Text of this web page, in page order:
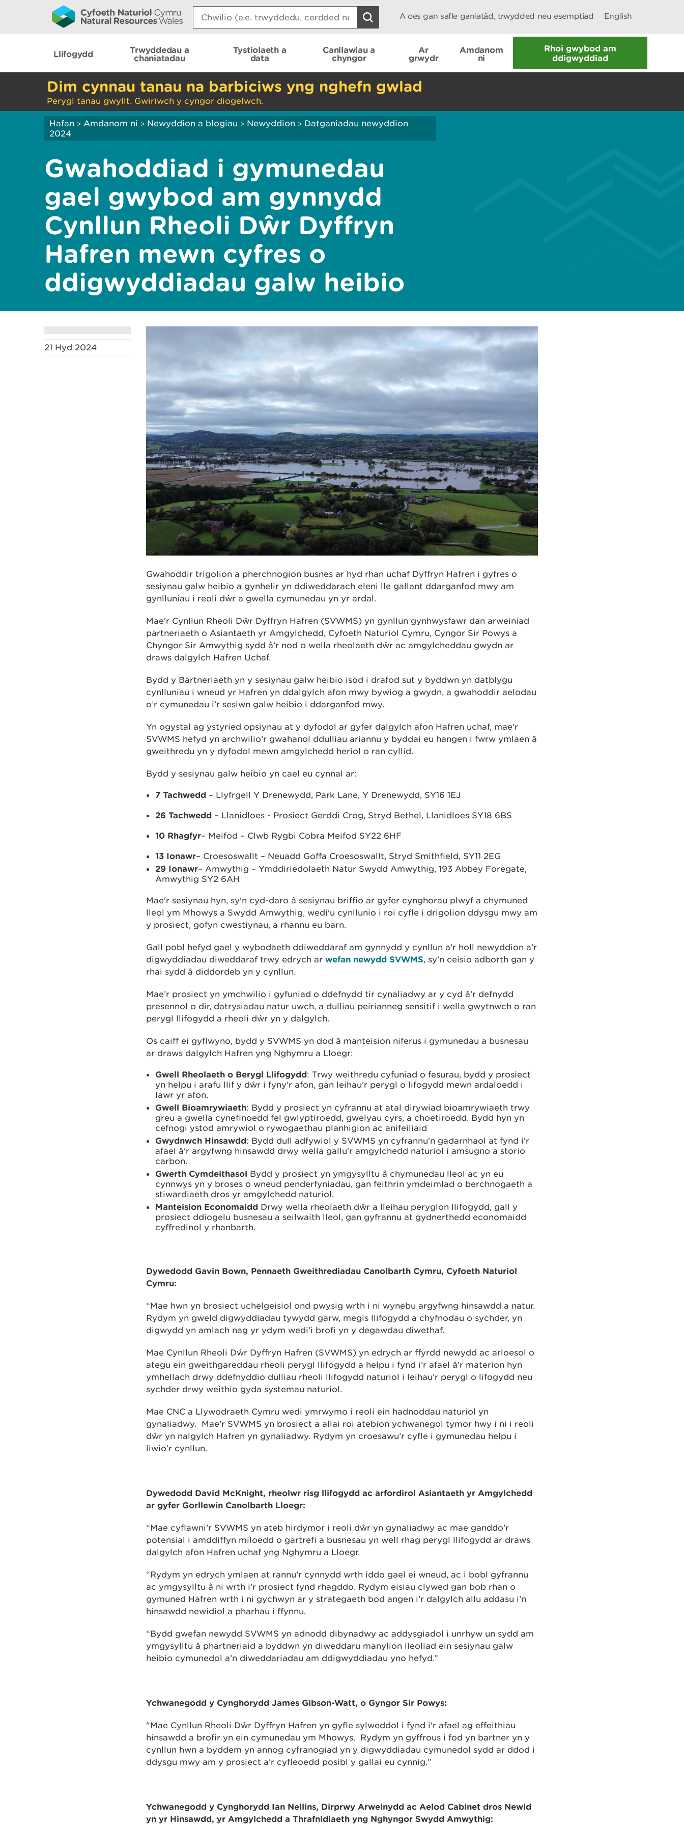
Search:
A oes gan safle ganiatâd, trwydded neu esemptiad English
Llifogydd
Trwyddedau a
chaniatadau
Tystiolaeth a
data
Canllawiau a
chyngor
Ar
grwydr
Amdanom
ni
Rhoi gwybod am
ddigwyddiad
Dim cynnau tanau na barbiciws yng nghefn gwlad
Perygl tanau gwyllt. Gwiriwch y cyngor diogelwch.
Hafan > Amdanom ni > Newyddion a blogiau > Newyddion > Datganiadau newyddion
2024
Gwahoddiad i gymunedau
gael gwybod am gynnydd
Cynllun Rheoli Dŵr Dyffryn
Hafren mewn cyfres o
ddigwyddiadau galw heibio
21 Hyd 2024
Gwahoddir trigolion a pherchnogion busnes ar hyd rhan uchaf Dyffryn Hafren i gyfres o
sesiynau galw heibio a gynhelir yn ddiweddarach eleni lle gallant ddarganfod mwy am
gynlluniau i reoli dŵr a gwella cymunedau yn yr ardal.
Mae'r Cynllun Rheoli Dŵr Dyffryn Hafren (SVWMS) yn gynllun gynhwysfawr dan arweiniad
partneriaeth o Asiantaeth yr Amgylchedd, Cyfoeth Naturiol Cymru, Cyngor Sir Powys a
Chyngor Sir Amwythig sydd â’r nod o wella rheolaeth dŵr ac amgylcheddau gwydn ar
draws dalgylch Hafren Uchaf.
Bydd y Bartneriaeth yn y sesiynau galw heibio isod i drafod sut y byddwn yn datblygu
cynlluniau i wneud yr Hafren yn ddalgylch afon mwy bywiog a gwydn, a gwahoddir aelodau
o’r cymunedau i’r sesiwn galw heibio i ddarganfod mwy.
Yn ogystal ag ystyried opsiynau at y dyfodol ar gyfer dalgylch afon Hafren uchaf, mae’r
SVWMS hefyd yn archwilio’r gwahanol ddulliau ariannu y byddai eu hangen i fwrw ymlaen â
gweithredu yn y dyfodol mewn amgylchedd heriol o ran cyllid.
Bydd y sesiynau galw heibio yn cael eu cynnal ar:
7 Tachwedd – Llyfrgell Y Drenewydd, Park Lane, Y Drenewydd, SY16 1EJ
26 Tachwedd – Llanidloes - Prosiect Gerddi Crog, Stryd Bethel, Llanidloes SY18 6BS
10 Rhagfyr– Meifod – Clwb Rygbi Cobra Meifod SY22 6HF
13 Ionawr– Croesoswallt – Neuadd Goffa Croesoswallt, Stryd Smithfield, SY11 2EG
29 Ionawr– Amwythig – Ymddiriedolaeth Natur Swydd Amwythig, 193 Abbey Foregate,
Amwythig SY2 6AH
Mae'r sesiynau hyn, sy'n cyd-daro â sesiynau briffio ar gyfer cynghorau plwyf a chymuned
lleol ym Mhowys a Swydd Amwythig, wedi'u cynllunio i roi cyfle i drigolion ddysgu mwy am
y prosiect, gofyn cwestiynau, a rhannu eu barn.
Gall pobl hefyd gael y wybodaeth ddiweddaraf am gynnydd y cynllun a'r holl newyddion a’r
digwyddiadau diweddaraf trwy edrych ar wefan newydd SVWMS, sy'n ceisio adborth gan y
rhai sydd â diddordeb yn y cynllun.
Mae’r prosiect yn ymchwilio i gyfuniad o ddefnydd tir cynaliadwy ar y cyd â’r defnydd
presennol o dir, datrysiadau natur uwch, a dulliau peirianneg sensitif i wella gwytnwch o ran
perygl llifogydd a rheoli dŵr yn y dalgylch.
Os caiff ei gyflwyno, bydd y SVWMS yn dod â manteision niferus i gymunedau a busnesau
ar draws dalgylch Hafren yng Nghymru a Lloegr:
Gwell Rheolaeth o Berygl Llifogydd: Trwy weithredu cyfuniad o fesurau, bydd y prosiect
yn helpu i arafu llif y dŵr i fyny’r afon, gan leihau’r perygl o lifogydd mewn ardaloedd i
lawr yr afon.
Gwell Bioamrywiaeth: Bydd y prosiect yn cyfrannu at atal dirywiad bioamrywiaeth trwy
greu a gwella cynefinoedd fel gwlyptiroedd, gwelyau cyrs, a choetiroedd. Bydd hyn yn
cefnogi ystod amrywiol o rywogaethau planhigion ac anifeiliaid
Gwydnwch Hinsawdd: Bydd dull adfywiol y SVWMS yn cyfrannu'n gadarnhaol at fynd i'r
afael â'r argyfwng hinsawdd drwy wella gallu'r amgylchedd naturiol i amsugno a storio
carbon.
Gwerth Cymdeithasol Bydd y prosiect yn ymgysylltu â chymunedau lleol ac yn eu
cynnwys yn y broses o wneud penderfyniadau, gan feithrin ymdeimlad o berchnogaeth a
stiwardiaeth dros yr amgylchedd naturiol.
Manteision Economaidd Drwy wella rheolaeth dŵr a lleihau peryglon llifogydd, gall y
prosiect ddiogelu busnesau a seilwaith lleol, gan gyfrannu at gydnerthedd economaidd
cyffredinol y rhanbarth.
Dywedodd Gavin Bown, Pennaeth Gweithrediadau Canolbarth Cymru, Cyfoeth Naturiol
Cymru:
“Mae hwn yn brosiect uchelgeisiol ond pwysig wrth i ni wynebu argyfwng hinsawdd a natur.
Rydym yn gweld digwyddiadau tywydd garw, megis llifogydd a chyfnodau o sychder, yn
digwydd yn amlach nag yr ydym wedi’i brofi yn y degawdau diwethaf.
Mae Cynllun Rheoli Dŵr Dyffryn Hafren (SVWMS) yn edrych ar ffyrdd newydd ac arloesol o
ategu ein gweithgareddau rheoli perygl llifogydd a helpu i fynd i’r afael â’r materion hyn
ymhellach drwy ddefnyddio dulliau rheoli llifogydd naturiol i leihau’r perygl o lifogydd neu
sychder drwy weithio gyda systemau naturiol.
Mae CNC a Llywodraeth Cymru wedi ymrwymo i reoli ein hadnoddau naturiol yn
gynaliadwy. Mae’r SVWMS yn brosiect a allai roi atebion ychwanegol tymor hwy i ni i reoli
dŵr yn nalgylch Hafren yn gynaliadwy. Rydym yn croesawu’r cyfle i gymunedau helpu i
liwio’r cynllun.
Dywedodd David McKnight, rheolwr risg llifogydd ac arfordirol Asiantaeth yr Amgylchedd
ar gyfer Gorllewin Canolbarth Lloegr:
“Mae cyflawni’r SVWMS yn ateb hirdymor i reoli dŵr yn gynaliadwy ac mae ganddo’r
potensial i amddiffyn miloedd o gartrefi a busnesau yn well rhag perygl llifogydd ar draws
dalgylch afon Hafren uchaf yng Nghymru a Lloegr.
“Rydym yn edrych ymlaen at rannu’r cynnydd wrth iddo gael ei wneud, ac i bobl gyfrannu
ac ymgysylltu â ni wrth i’r prosiect fynd rhagddo. Rydym eisiau clywed gan bob rhan o
gymuned Hafren wrth i ni gychwyn ar y strategaeth bod angen i’r dalgylch allu addasu i’n
hinsawdd newidiol a pharhau i ffynnu.
“Bydd gwefan newydd SVWMS yn adnodd dibynadwy ac addysgiadol i unrhyw un sydd am
ymgysylltu â phartneriaid a byddwn yn diweddaru manylion lleoliad ein sesiynau galw
heibio cymunedol a’n diweddariadau am ddigwyddiadau yno hefyd.”
Ychwanegodd y Cynghorydd James Gibson-Watt, o Gyngor Sir Powys:
"Mae Cynllun Rheoli Dŵr Dyffryn Hafren yn gyfle sylweddol i fynd i'r afael ag effeithiau
hinsawdd a brofir yn ein cymunedau ym Mhowys. Rydym yn gyffrous i fod yn bartner yn y
cynllun hwn a byddem yn annog cyfranogiad yn y digwyddiadau cymunedol sydd ar ddod i
ddysgu mwy am y prosiect a'r cyfleoedd posibl y gallai eu cynnig."
Ychwanegodd y Cynghorydd Ian Nellins, Dirprwy Arweinydd ac Aelod Cabinet dros Newid
yn yr Hinsawdd, yr Amgylchedd a Thrafnidiaeth yng Nghyngor Swydd Amwythig: